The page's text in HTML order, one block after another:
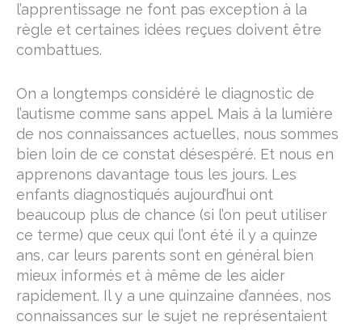
l’apprentissage ne font pas exception à la
règle et certaines idées reçues doivent être
combattues.
On a longtemps considéré le diagnostic de
l’autisme comme sans appel. Mais à la lumière
de nos connaissances actuelles, nous sommes
bien loin de ce constat désespéré. Et nous en
apprenons davantage tous les jours. Les
enfants diagnostiqués aujourd’hui ont
beaucoup plus de chance (si l’on peut utiliser
ce terme) que ceux qui l’ont été il y a quinze
ans, car leurs parents sont en général bien
mieux informés et à même de les aider
rapidement. Il y a une quinzaine d’années, nos
connaissances sur le sujet ne représentaient